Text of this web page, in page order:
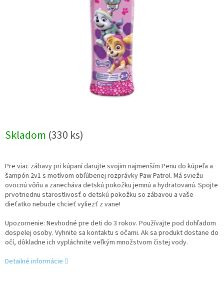
Skladom (330 ks)
Pre viac zábavy pri kúpaní darujte svojim najmenším Penu do kúpeľa a
šampón 2v1 s motívom obľúbenej rozprávky Paw Patrol. Má sviežu
ovocnú vôňu a zanecháva detskú pokožku jemnú a hydratovanú. Spojte
prvotriednu starostlivosť o detskú pokožku so zábavou a vaše
dieťatko nebude chcieť vyliezť z vane!
Upozornenie: Nevhodné pre deti do 3 rokov. Používajte pod dohľadom
dospelej osoby. Vyhnite sa kontaktu s očami. Ak sa produkt dostane do
očí, dôkladne ich vypláchnite veľkým množstvom čistej vody.
Detailné informácie